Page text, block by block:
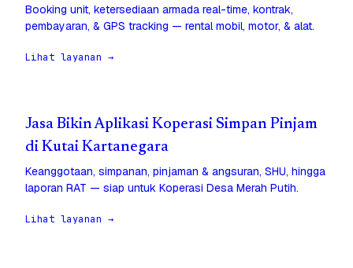
Booking unit, ketersediaan armada real-time, kontrak,
pembayaran, & GPS tracking — rental mobil, motor, & alat.
Lihat layanan →
Jasa Bikin Aplikasi Koperasi Simpan Pinjam
di Kutai Kartanegara
Keanggotaan, simpanan, pinjaman & angsuran, SHU, hingga
laporan RAT — siap untuk Koperasi Desa Merah Putih.
Lihat layanan →